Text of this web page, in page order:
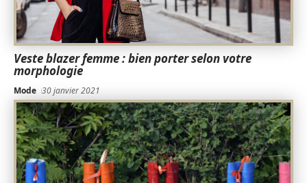
Veste blazer femme : bien porter selon votre
morphologie
Mode 30 janvier 2021